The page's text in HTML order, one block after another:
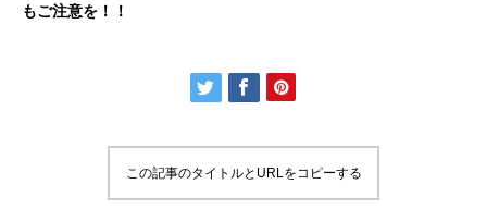
もご注意を！！
この記事のタイトルとURLをコピーする